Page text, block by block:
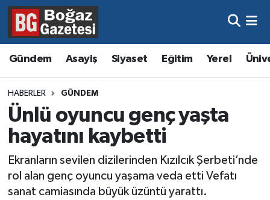
Gündem Asayiş Siyaset Eğitim Yerel
HABERLER GÜNDEM
Ünlü oyuncu genç yaşta
hayatını kaybetti
Ekranların sevilen dizilerinden Kızılcık Şerbeti’nde
rol alan genç oyuncu yaşama veda etti Vefatı
sanat camiasında büyük üzüntü yarattı.
Asayiş
Eğitim
Ekonomi
Gündem
Hava Durumu
Trafik Durumu
Süper Lig Puan Durumu ve Fikstür
Tüm Manşetler